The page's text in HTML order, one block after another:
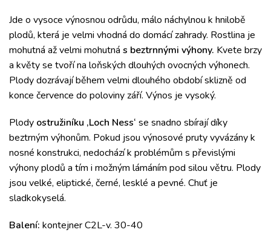
Jde o vysoce výnosnou odrůdu, málo náchylnou k hnilobě
plodů, která je velmi vhodná do domácí zahrady. Rostlina je
mohutná až velmi mohutná s beztrnnými výhony. Kvete brzy
a květy se tvoří na loňských dlouhých ovocných výhonech.
Plody dozrávají během velmi dlouhého období sklizně od
konce července do poloviny září. Výnos je vysoký.
Plody ostružiníku ‚Loch Ness‘ se snadno sbírají díky
beztrným výhonům. Pokud jsou výnosové pruty vyvázány k
nosné konstrukci, nedochází k problémům s převislými
výhony plodů a tím i možným lámáním pod silou větru. Plody
jsou velké, eliptické, černé, lesklé a pevné. Chuť je
sladkokyselá.
Balení: kontejner C2L-v. 30-40